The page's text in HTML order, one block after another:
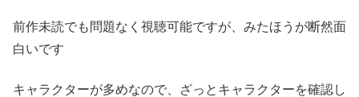
前作未読でも問題なく視聴可能ですが、みたほうが断然面
白いです
キャラクターが多めなので、ざっとキャラクターを確認し